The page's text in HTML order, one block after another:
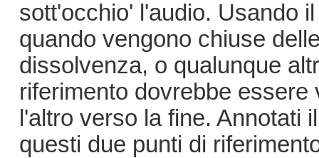
sott'occhio' l'audio. Usando
quando vengono chiuse
dissolvenza, o qualunque
riferimento dovrebbe
l'altro verso la fine. Annotati
questi due punti di